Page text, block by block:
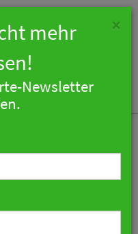
×
mehr
Newsletter